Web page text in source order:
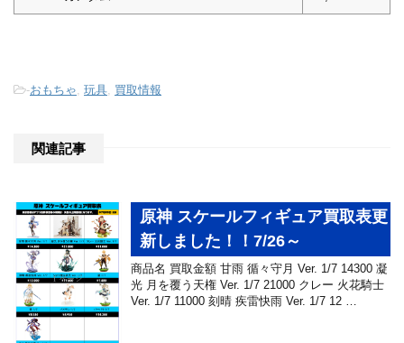
-おもちゃ, 玩具, 買取情報
関連記事
原神 スケールフィギュア買取表更
新しました！！7/26～
商品名 買取金額 甘雨 循々守月 Ver. 1/7 14300 凝
光 月を覆う天権 Ver. 1/7 21000 クレー 火花騎士
Ver. 1/7 11000 刻晴 疾雷快雨 Ver. 1/7 12 …